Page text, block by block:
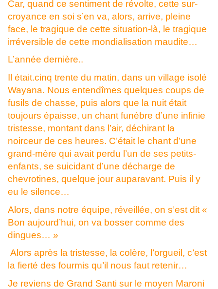
Car, quand ce sentiment de révolte, cette sur-
croyance en soi s’en va, alors, arrive, pleine
face, le tragique de cette situation-là, le tragique
irréversible de cette mondialisation maudite…
L’année dernière..
Il était.cinq trente du matin, dans un village isolé
Wayana. Nous entendîmes quelques coups de
fusils de chasse, puis alors que la nuit était
toujours épaisse, un chant funèbre d’une infinie
tristesse, montant dans l’air, déchirant la
noirceur de ces heures. C’était le chant d’une
grand-mère qui avait perdu l’un de ses petits-
enfants, se suicidant d’une décharge de
chevrotines, quelque jour auparavant. Puis il y
eu le silence…
Alors, dans notre équipe, réveillée, on s’est dit «
Bon aujourd’hui, on va bosser comme des
dingues… »
Alors après la tristesse, la colère, l’orgueil, c’est
la fierté des fourmis qu’il nous faut retenir…
Je reviens de Grand Santi sur le moyen Maroni